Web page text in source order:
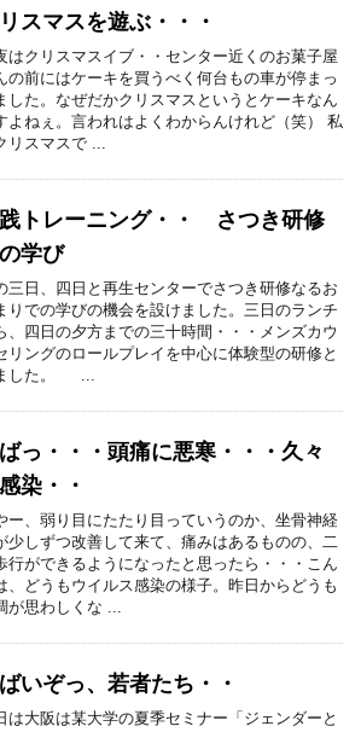
スマスを遊ぶ・・・
はクリスマスイブ・・センター近くのお菓子屋
の前にはケーキを買うべく何台もの車が停まっ
した。なぜだかクリスマスというとケーキなん
よねぇ。言われはよくわからんけれど（笑） 私
リスマスで ...
トレーニング・・ さつき研修
学び
三日、四日と再生センターでさつき研修なるお
りでの学びの機会を設けました。三日のランチ
、四日の夕方までの三十時間・・・メンズカウ
リングのロールプレイを中心に体験型の研修と
した。 ...
っ・・・頭痛に悪寒・・・久々
染・・
ー、弱り目にたたり目っていうのか、坐骨神経
少しずつ改善して来て、痛みはあるものの、二
行ができるようになったと思ったら・・・こん
、どうもウイルス感染の様子。昨日からどうも
が思わしくな ...
いぞっ、若者たち・・
は大阪は某大学の夏季セミナー「ジェンダーと